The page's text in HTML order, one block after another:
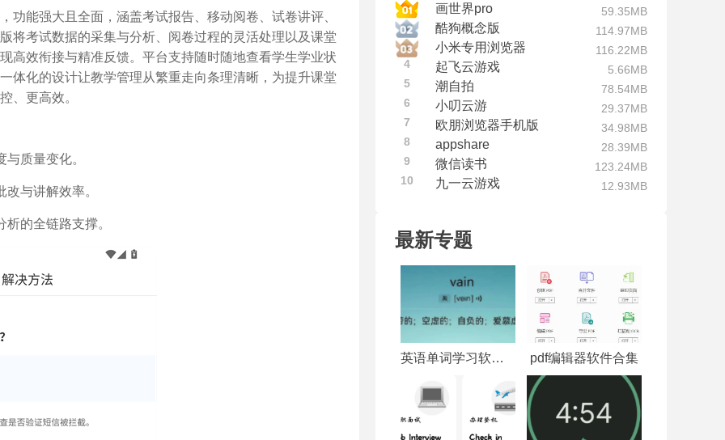
功能强大且全面，涵盖考试报告、移动阅卷、试卷讲评、
将考试数据的采集与分析、阅卷过程的灵活处理以及课堂
高效衔接与精准反馈。平台支持随时随地查看学生学业状
体化的设计让教学管理从繁重走向条理清晰，为提升课堂
、更高效。
质量变化。
与讲解效率。
的全链路支撑。
画世界pro 59.35MB
酷狗概念版 114.97MB
小米专用浏览器
116.22MB
4
起飞云游戏
5.66MB
5
潮自拍
78.54MB
6
小叨云游
29.37MB
7
欧朋浏览器手机版
34.98MB
8
appshare
28.39MB
9
微信读书
123.24MB
10
九一云游戏 12.93MB
最新专题
英语单词学习软件合集 pdf编辑器软件合集